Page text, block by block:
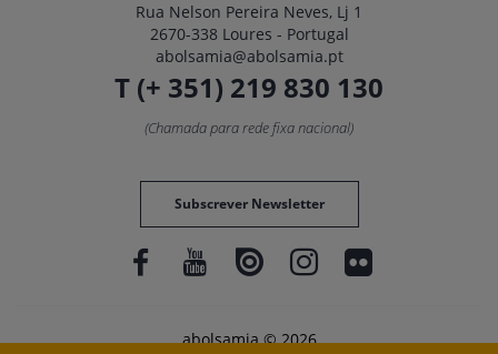
Rua Nelson Pereira Neves, Lj 1
2670-338 Loures - Portugal
abolsamia@abolsamia.pt
T (+ 351) 219 830 130
(Chamada para rede fixa nacional)
Subscrever Newsletter
abolsamia © 2026